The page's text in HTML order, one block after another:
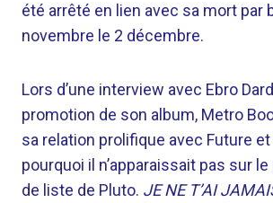
été arrêté en lien avec sa mort par
novembre le 2 décembre.
Lors d’une interview avec Ebro
promotion de son album, Metro
sa relation prolifique avec Future
pourquoi il n’apparaissait pas sur
de liste de Pluto. JE NE T’AI